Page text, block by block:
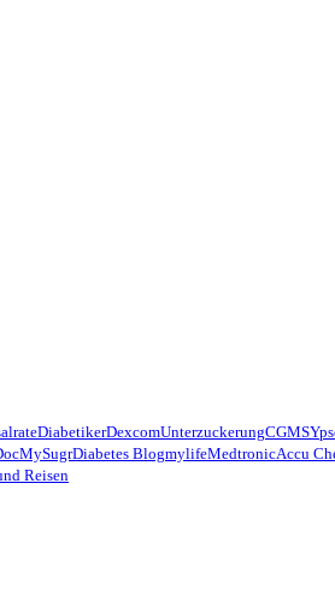
DiabetikerDexcomUnterzuckerungCGMS
MySugrDiabetes BlogmylifeMedtronicAccu
Reisen